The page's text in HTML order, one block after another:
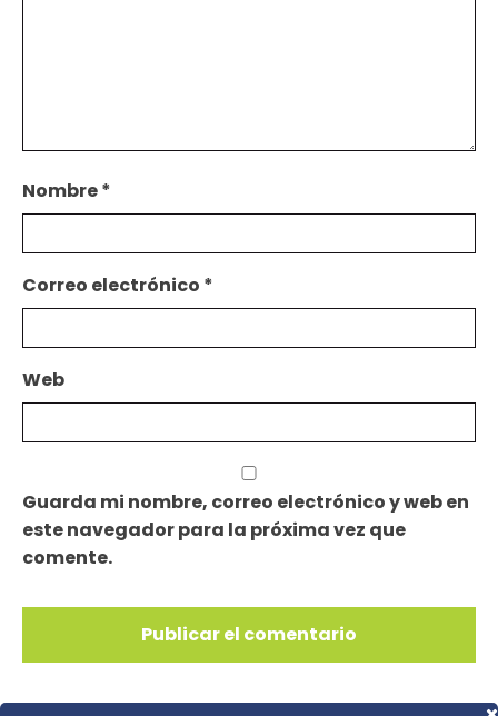
Nombre*
Correo electrónico *
Web
Guarda mi nombre, correo electrónico y web en
este navegador para la próxima vez que
comente.